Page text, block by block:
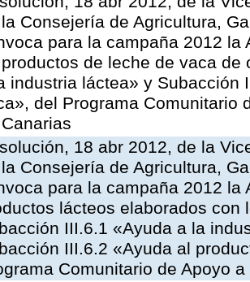
Consejería de Agricultura,
para la campaña 2012
de leche de vaca
industria láctea» y Subacción
del Programa Comunitario
18 abr 2012, de la
Consejería de Agricultura,
para la campaña 2012
lácteos elaborados
III.6.1 «Ayuda a la
III.6.2 «Ayuda al
Comunitario de Apoyo